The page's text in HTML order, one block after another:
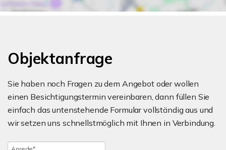
Objektanfrage
Sie haben noch Fragen zu dem Angebot oder wollen
einen Besichtigungstermin vereinbaren, dann füllen Sie
einfach das untenstehende Formular vollständig aus und
wir setzen uns schnellstmöglich mit Ihnen in Verbindung.